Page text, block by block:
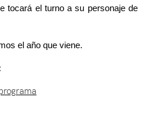
tocará el turno a su personaje de
el año que viene.